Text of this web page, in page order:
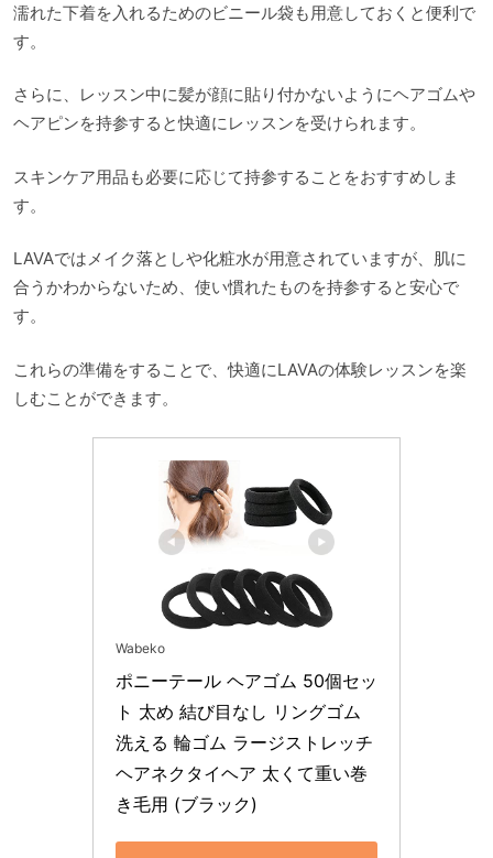
濡れた下着を入れるためのビニール袋も用意しておくと便利で
す。
さらに、レッスン中に髪が顔に貼り付かないようにヘアゴムや
ヘアピンを持参すると快適にレッスンを受けられます。
スキンケア用品も必要に応じて持参することをおすすめしま
す。
LAVAではメイク落としや化粧水が用意されていますが、肌に
合うかわからないため、使い慣れたものを持参すると安心で
す。
これらの準備をすることで、快適にLAVAの体験レッスンを楽
しむことができます。
Wabeko
ポニーテール ヘアゴム 50個セッ
ト 太め 結び目なし リングゴム
洗える 輪ゴム ラージストレッチ
ヘアネクタイヘア 太くて重い巻
き毛用 (ブラック)